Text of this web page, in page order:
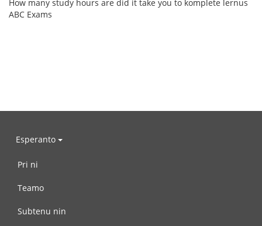
How many study hours are did it take you to komplete lernus
ABC Exams
Esperanto
Pri ni
Teamo
Subtenu nin